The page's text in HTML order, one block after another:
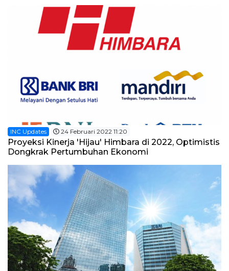
INC Updates 24 Februari 2022 11:20
Proyeksi Kinerja 'Hijau' Himbara di 2022, Optimistis
Dongkrak Pertumbuhan Ekonomi